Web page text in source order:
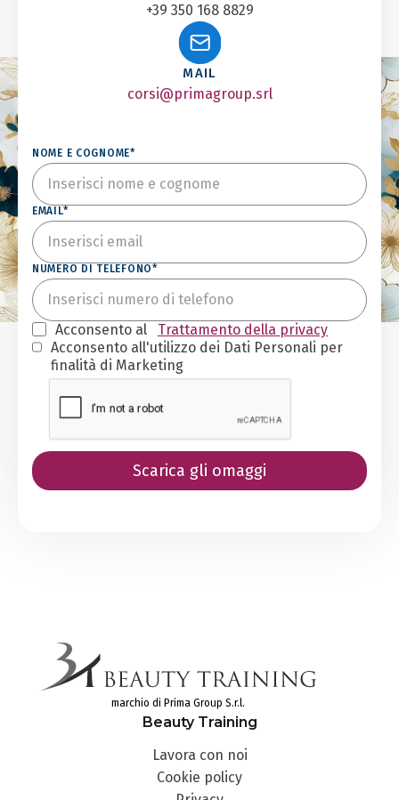
+39 350 168 8829
MAIL
corsi@primagroup.srl
NOME E COGNOME*
EMAIL*
NUMERO DI TELEFONO*
Acconsento al
Trattamento della privacy
Acconsento all'utilizzo dei Dati Personali per
finalità di Marketing
marchio di Prima Group S.r.l.
Beauty Training
Lavora con noi
Cookie policy